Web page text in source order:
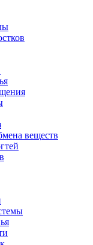
веществ